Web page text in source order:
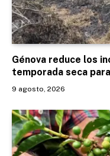
Génova reduce los
temporada seca
9 agosto, 2026